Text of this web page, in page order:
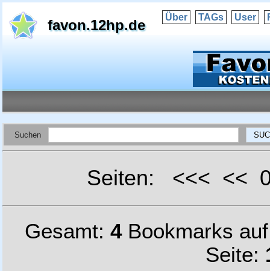
favon.12hp.de Über TAGs User
Suchen
Seiten: <<< <<
Gesamt: 4Bookmarks
Seite: